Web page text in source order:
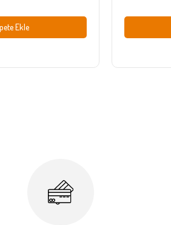
Ekle